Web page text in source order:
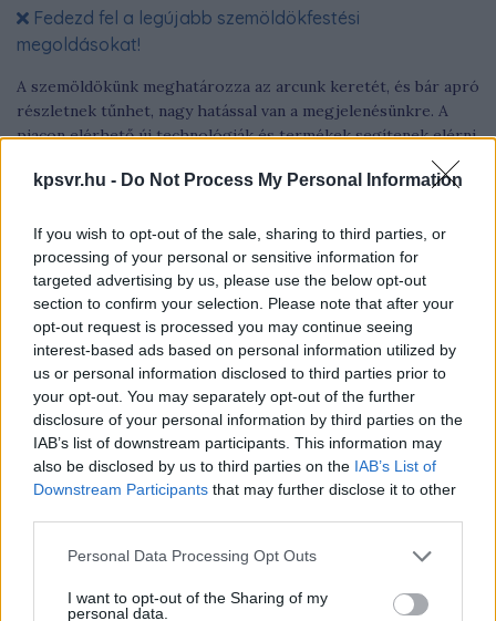
kpsvr.hu - Do Not Process My Personal Information
If you wish to opt-out of the sale, sharing to third parties, or
processing of your personal or sensitive information for
targeted advertising by us, please use the below opt-out
section to confirm your selection. Please note that after your
opt-out request is processed you may continue seeing
interest-based ads based on personal information utilized by
us or personal information disclosed to third parties prior to
your opt-out. You may separately opt-out of the further
disclosure of your personal information by third parties on the
IAB’s list of downstream participants. This information may
also be disclosed by us to third parties on the IAB’s List of
Downstream Participants that may further disclose it to other
Please note that this website/app uses one or more Google
not limited to your visit or usage behaviour. You may click to
Personal Data Processing Opt Outs
I want to opt-out of the Sharing of my
personal data.
Fedezd fel a legújabb szemöldökfestési
megoldásokat!
A szemöldökünk meghatározza az arcunk keretét, és bár apró
részletnek tűnhet, nagy hatással van a megjelenésünkre. A
piacon elérhető új technológiák és termékek segítenek elérni
a tökéletes színhatást, amire minden szépségápolási rajongó
vágyik.